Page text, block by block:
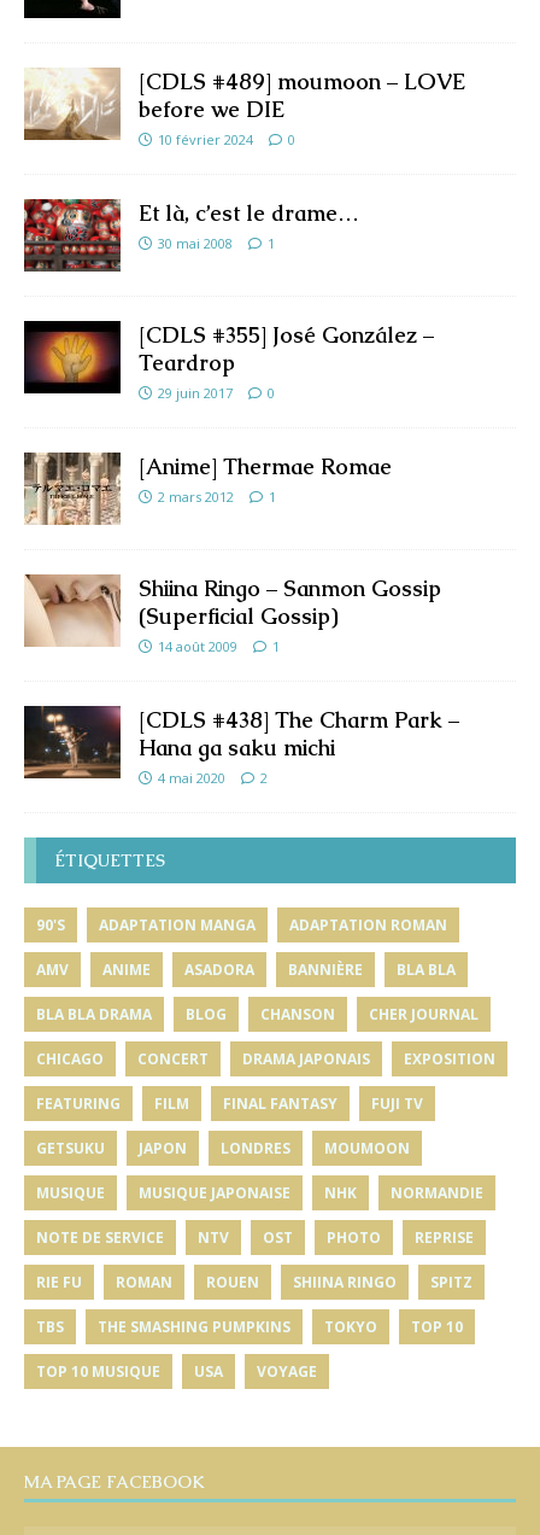
[CDLS #489] moumoon – LOVE
before we DIE
10 février 2024 0
Et là, c’est le drame…
30 mai 2008 1
[CDLS #355] José González –
Teardrop
29 juin 2017 0
[Anime] Thermae Romae
2 mars 2012 1
Shiina Ringo – Sanmon Gossip
(Superficial Gossip)
14 août 2009 1
[CDLS #438] The Charm Park –
Hana ga saku michi
4 mai 2020 2
ÉTIQUETTES
90'S ADAPTATION MANGA ADAPTATION ROMAN
AMV ANIME ASADORA BANNIÈRE BLA BLA
BLA BLA DRAMA BLOG CHANSON CHER JOURNAL
CHICAGO CONCERT DRAMA JAPONAIS EXPOSITION
FEATURING FILM FINAL FANTASY FUJI TV
GETSUKU JAPON LONDRES MOUMOON
MUSIQUE MUSIQUE JAPONAISE NHK NORMANDIE
NOTE DE SERVICE NTV OST PHOTO REPRISE
RIE FU ROMAN ROUEN SHIINA RINGO SPITZ
TBS THE SMASHING PUMPKINS TOKYO TOP 10
TOP 10 MUSIQUE USA VOYAGE
MA PAGE FACEBOOK